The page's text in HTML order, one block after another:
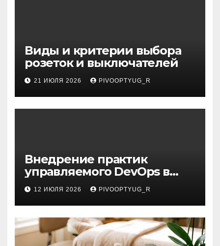
Виды и критерии выбора
розеток и выключателей
21 ИЮЛЯ 2026 PIVOOPTYUG_R
Внедрение практик
управляемого DevOps в
корпоративную ИТ-
инфраструктуру
12 ИЮЛЯ 2026 PIVOOPTYUG_R